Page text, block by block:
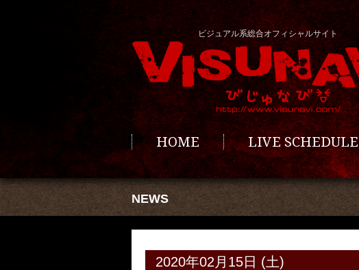
ビジュアル系総合オフィシャルサイト
HOME LIVE SCHEDULE
NEWS
2020年02月15日 (土)